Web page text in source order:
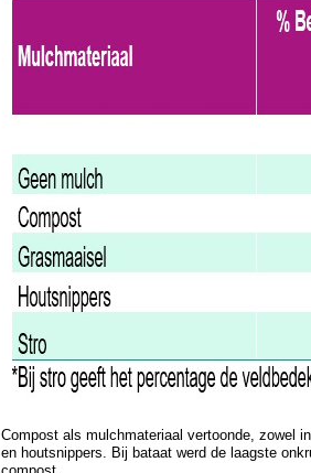
Compost als mulchmateriaal vertoonde, zowel
en houtsnippers. Bij bataat werd de laagste